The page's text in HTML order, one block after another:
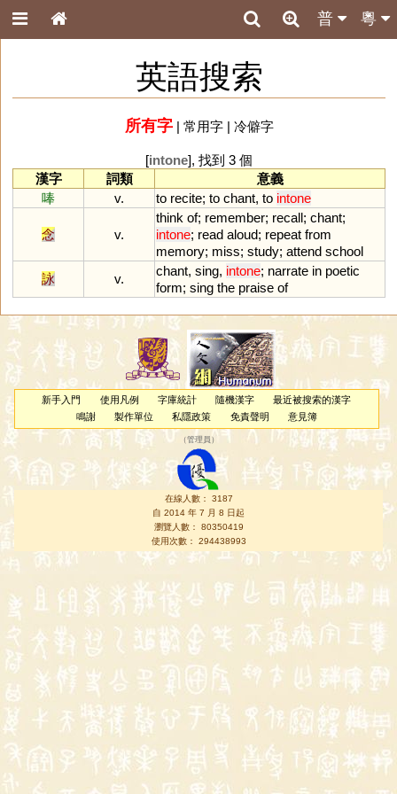
粵
普
英語搜索
所有字| 常用字| 冷僻字
[intone], 找到 3 個
漢字
詞類
意義
唪
v. to recite; to chant, to intone
念 v.
think of; remember; recall; chant;
intone; read aloud; repeat from
memory; miss; study; attend school
詠
v.
chant, sing, intone; narrate in poetic
form; sing the praise of
新手入門 使用凡例 字庫統計 隨機漢字
最近被搜索的漢字
鳴謝
製作單位 私隱政策 免責聲明 意見簿
（管理員 ）
在線人數： 3187
自 2014 年 7 月 8 日起
瀏覽人數： 80350419
使用次數： 294438993